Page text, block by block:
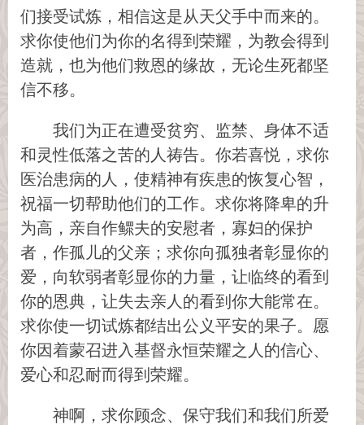
们接受试炼，相信这是从天父手中而来的。
求你使他们为你的名得到荣耀，为教会得到
造就，也为他们救恩的缘故，无论生死都坚
信不移。
我们为正在遭受贫穷、监禁、身体不适
和灵性低落之苦的人祷告。你若喜悦，求你
医治患病的人，使精神有疾患的恢复心智，
祝福一切帮助他们的工作。求你将降卑的升
为高，亲自作鳏夫的安慰者，寡妇的保护
者，作孤儿的父亲；求你向孤独者彰显你的
爱，向软弱者彰显你的力量，让临终的看到
你的恩典，让失去亲人的看到你大能常在。
求你使一切试炼都结出公义平安的果子。愿
你因着蒙召进入基督永恒荣耀之人的信心、
爱心和忍耐而得到荣耀。
神啊，求你顾念、保守我们和我们所爱